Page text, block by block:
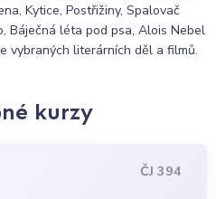
Kytice, Postřižiny, Spalovač
Báječná léta pod psa, Alois Nebel
vybraných literárních děl a filmů.
kurzy
ČJ 394